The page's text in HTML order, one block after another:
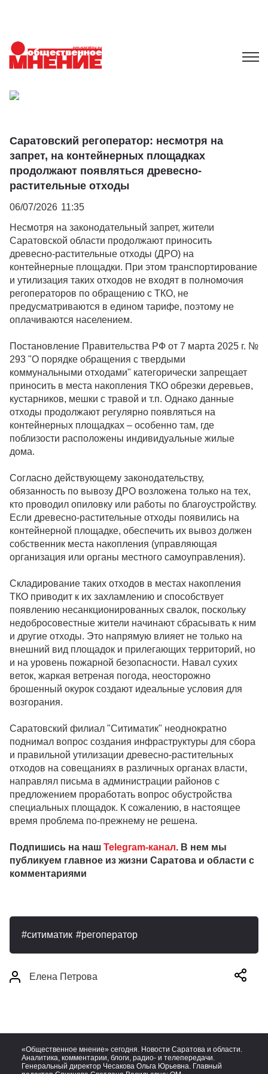
Саратовский регоператор: несмотря на
запрет, на контейнерных площадках
продолжают появляться древесно-
растительные отходы
06/07/2026 11:35
Несмотря на законодательный запрет, жители
Саратовской области продолжают приносить
древесно-растительные отходы (ДРО) на
контейнерные площадки. При этом транспортирование
и утилизация таких отходов не входят в полномочия
регоператоров по обращению с ТКО, не
предусматриваются в едином тарифе, поэтому не
оплачиваются населением.
Постановление Правительства РФ от 7 марта 2025 г. №
293 "О порядке обращения с твердыми
коммунальными отходами" категорически запрещает
приносить в места накопления ТКО обрезки деревьев,
кустарников, мешки с травой и т.п. Однако данные
отходы продолжают регулярно появляться на
контейнерных площадках – особенно там, где
поблизости расположены индивидуальные жилые
дома.
Согласно действующему законодательству,
обязанность по вывозу ДРО возложена только на тех,
кто проводил опиловку или работы по благоустройству.
Если древесно-растительные отходы появились на
контейнерной площадке, обеспечить их вывоз должен
собственник места накопления (управляющая
организация или органы местного самоуправления).
Складирование таких отходов в местах накопления
ТКО приводит к их захламлению и способствует
появлению несанкционированных свалок, поскольку
недобросовестные жители начинают сбрасывать к ним
и другие отходы. Это напрямую влияет не только на
внешний вид площадок и прилегающих территорий, но
и на уровень пожарной безопасности. Навал сухих
веток, жаркая ветреная погода, неосторожно
брошенный окурок создают идеальные условия для
возгорания.
Саратовский филиал "Ситиматик" неоднократно
поднимал вопрос создания инфраструктуры для сбора
и правильной утилизации древесно-растительных
отходов на совещаниях в различных органах власти,
направлял письма в администрации районов с
предложением проработать вопрос обустройства
специальных площадок. К сожалению, в настоящее
время проблема по-прежнему не решена.
Подпишись на наш Telegram-канал. В нем мы
публикуем главное из жизни Саратова и области с
комментариями
ситиматик регоператор
Елена Петрова
«Общественное мнение» сегодня. Новости Саратова и области.
Аналитика, комментарии, блоги, радио- и телепередачи.
Генеральный директор Чесакова Ольга Юрьевна. Главный